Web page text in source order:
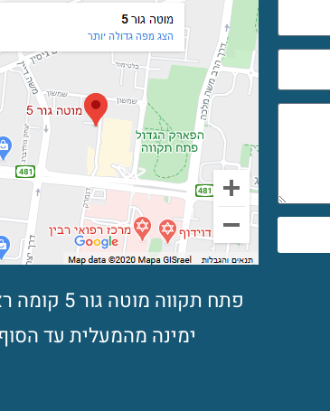
פתח תקווה מוטה
ימינה מהמעלית עד